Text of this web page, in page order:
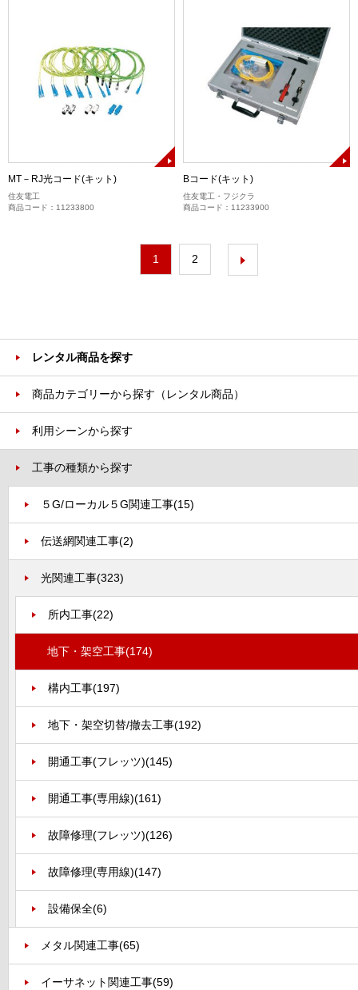
MT－RJ光コード(キット)
住友電工
商品コード：11233800
Bコード(キット)
住友電工・フジクラ
商品コード：11233900
1 2
レンタル商品を探す
商品カテゴリーから探す（レンタル商品）
利用シーンから探す
工事の種類から探す
５G/ローカル５G関連工事(15)
伝送網関連工事(2)
光関連工事(323)
所内工事(22)
地下・架空工事(174)
構内工事(197)
地下・架空切替/撤去工事(192)
開通工事(フレッツ)(145)
開通工事(専用線)(161)
故障修理(フレッツ)(126)
故障修理(専用線)(147)
設備保全(6)
メタル関連工事(65)
イーサネット関連工事(59)